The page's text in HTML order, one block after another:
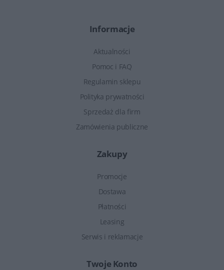
Informacje
Aktualności
Pomoc i FAQ
Regulamin sklepu
Polityka prywatności
Sprzedaż dla firm
Zamówienia publiczne
Zakupy
Promocje
Dostawa
Płatności
Leasing
Serwis i reklamacje
Twoje Konto